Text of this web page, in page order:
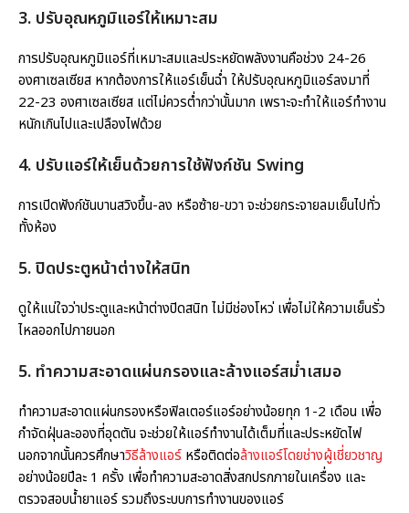
3. ปรับอุณหภูมิแอร์ให้เหมาะสม
การปรับอุณหภูมิแอร์ที่เหมาะสมและประหยัดพลังงานคือช่วง 24-26
องศาเซลเซียส หากต้องการให้แอร์เย็นฉ่ำ ให้ปรับอุณหภูมิแอร์ลงมาที่
22-23 องศาเซลเซียส แต่ไม่ควรต่ำกว่านั้นมาก เพราะจะทำให้แอร์ทำงาน
หนักเกินไปและเปลืองไฟด้วย
4. ปรับแอร์ให้เย็นด้วยการใช้ฟังก์ชัน Swing
การเปิดฟังก์ชันบานสวิงขึ้น-ลง หรือซ้าย-ขวา จะช่วยกระจายลมเย็นไปทั่ว
ทั้งห้อง
5. ปิดประตูหน้าต่างให้สนิท
ดูให้แน่ใจว่าประตูและหน้าต่างปิดสนิท ไม่มีช่องโหว่ เพื่อไม่ให้ความเย็นรั่ว
ไหลออกไปภายนอก
5. ทำความสะอาดแผ่นกรองและล้างแอร์สม่ำเสมอ
ทำความสะอาดแผ่นกรองหรือฟิลเตอร์แอร์อย่างน้อยทุก 1-2 เดือน เพื่อ
กำจัดฝุ่นละอองที่อุดตัน จะช่วยให้แอร์ทำงานได้เต็มที่และประหยัดไฟ
นอกจากนั้นควรศึกษาวิธีล้างแอร์ หรือติดต่อล้างแอร์โดยช่างผู้เชี่ยวชาญ
อย่างน้อยปีละ 1 ครั้ง เพื่อทำความสะอาดสิ่งสกปรกภายในเครื่อง และ
ตรวจสอบน้ำยาแอร์ รวมถึงระบบการทำงานของแอร์